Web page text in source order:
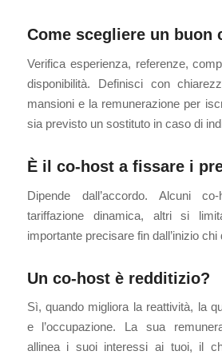
Come scegliere un buon
Verifica esperienza, referenze,
disponibilità. Definisci con
mansioni e la remunerazione per
sia previsto un sostituto in caso di
È il co-host a fissare i
Dipende dall’accordo. Alcuni
tariffazione dinamica, altri si
importante precisare fin dall’inizio chi
Un co-host è redditizio?
Sì, quando migliora la reattività, la
e l’occupazione. La sua
allinea i suoi interessi ai tuoi, il